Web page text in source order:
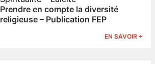
Prendre en compte la diversité
religieuse – Publication FEP
EN SAVOIR +